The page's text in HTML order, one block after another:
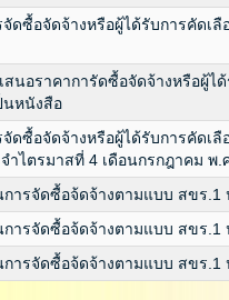
ดซื้อจัดจ้างหรือผู้ได้รับการคัด
สนอราคาการัดซื้อจัดจ้างหรือผู้ไ
นหนังสือ
ดซื้อจัดจ้างหรือผู้ได้รับการคัด
ำไตรมาสที่ 4 เดือนกรกฎาคม พ
ารจัดซื้อจ้ดจ้างตามแบบ สขร.1
ารจัดซื้อจ้ดจ้างตามแบบ สขร.1
การจัดซื้อจ้ดจ้างตามแบบ สขร.1